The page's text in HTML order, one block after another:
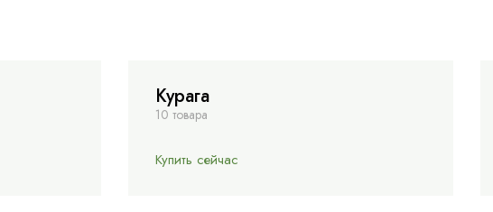
Курага
10 товара
Купить сейчас